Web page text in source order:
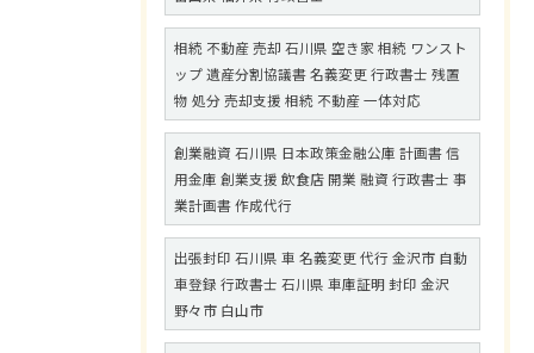
相続 不動産 売却 石川県 空き家 相続 ワンスト
ップ 遺産分割協議書 名義変更 行政書士 残置
物 処分 売却支援 相続 不動産 一体対応
創業融資 石川県 日本政策金融公庫 計画書 信
用金庫 創業支援 飲食店 開業 融資 行政書士 事
業計画書 作成代行
出張封印 石川県 車 名義変更 代行 金沢市 自動
車登録 行政書士 石川県 車庫証明 封印 金沢
野々市 白山市